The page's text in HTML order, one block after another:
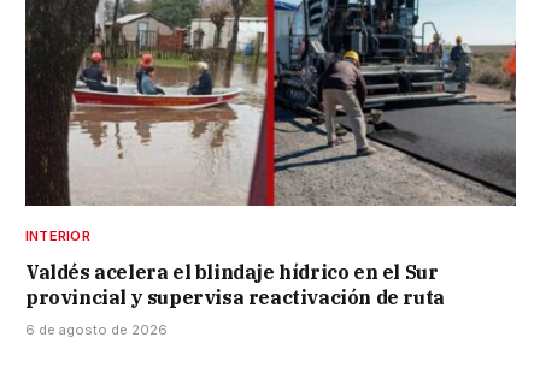
INTERIOR
Valdés acelera el blindaje hídrico en el Sur
provincial y supervisa reactivación de ruta
6 de agosto de 2026